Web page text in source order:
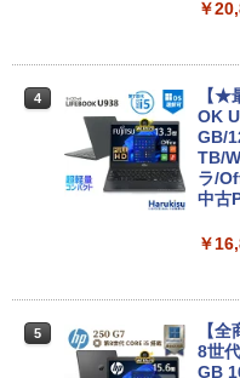
￥
4
【★
OK
GB/
TB/
ラ/
中古
￥
5
【
8世
GB